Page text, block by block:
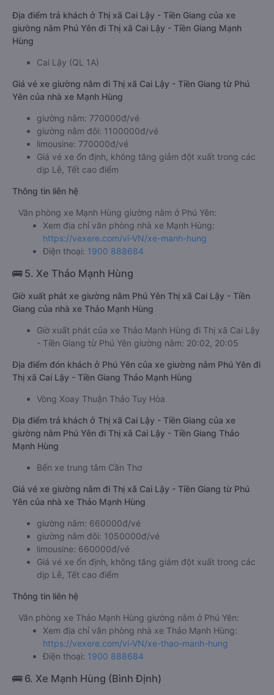
Địa điểm trả khách ở Thị xã Cai Lậy - Tiền Giang của xe
giường nằm Phú Yên đi Thị xã Cai Lậy - Tiền Giang Mạnh
Hùng
Cai Lậy (QL 1A)
Giá vé xe giường nằm đi Thị xã Cai Lậy - Tiền Giang từ Phú
Yên của nhà xe Mạnh Hùng
giường nằm: 770000đ/vé
giường nằm đôi: 1100000đ/vé
limousine: 770000đ/vé
Giá vé xe ổn định, không tăng giảm đột xuất trong các
dịp Lễ, Tết cao điểm
Thông tin liên hệ
Văn phòng xe Mạnh Hùng giường nằm ở Phú Yên:
Xem địa chỉ văn phòng nhà xe Mạnh Hùng:
https://vexere.com/vi-VN/xe-manh-hung
Điện thoại: 1900 888684
🚌 5. Xe Thảo Mạnh Hùng
Giờ xuất phát xe giường nằm Phú Yên Thị xã Cai Lậy - Tiền
Giang của nhà xe Thảo Mạnh Hùng
Giờ xuất phát của xe Thảo Mạnh Hùng đi Thị xã Cai Lậy
- Tiền Giang từ Phú Yên giường nằm: 20:02, 20:05
Địa điểm đón khách ở Phú Yên của xe giường nằm Phú Yên đi
Thị xã Cai Lậy - Tiền Giang Thảo Mạnh Hùng
Vòng Xoay Thuận Thảo Tuy Hòa
Địa điểm trả khách ở Thị xã Cai Lậy - Tiền Giang của xe
giường nằm Phú Yên đi Thị xã Cai Lậy - Tiền Giang Thảo
Mạnh Hùng
Bến xe trung tâm Cần Thơ
Giá vé xe giường nằm đi Thị xã Cai Lậy - Tiền Giang từ Phú
Yên của nhà xe Thảo Mạnh Hùng
giường nằm: 660000đ/vé
giường nằm đôi: 1050000đ/vé
limousine: 660000đ/vé
Giá vé xe ổn định, không tăng giảm đột xuất trong các
dịp Lễ, Tết cao điểm
Thông tin liên hệ
Văn phòng xe Thảo Mạnh Hùng giường nằm ở Phú Yên:
Xem địa chỉ văn phòng nhà xe Thảo Mạnh Hùng:
https://vexere.com/vi-VN/xe-thao-manh-hung
Điện thoại: 1900 888684
🚌 6. Xe Mạnh Hùng (Bình Định)